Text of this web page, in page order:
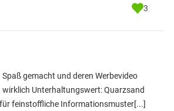
3
gemacht und deren Werbevideo
Unterhaltungswert: Quarzsand
feinstoffliche Informationsmuster[...]